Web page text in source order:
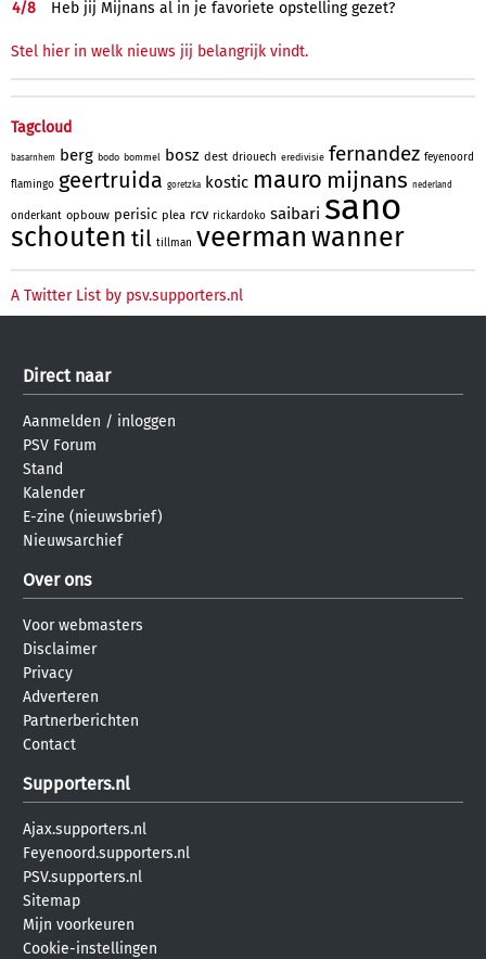
4/8 Heb jij Mijnans al in je favoriete opstelling gezet?
Stel hier in welk nieuws jij belangrijk vindt.
Tagcloud
basarnhem berg bodo bommel bosz dest driouech eredivisie fernandez feyenoord
flamingo geertruida goretzka kostic mauro mijnans nederland
onderkant opbouw perisic plea rcv rickardoko saibari sano
schouten til tillman veerman wanner
A Twitter List by psv.supporters.nl
Direct naar
Aanmelden / inloggen
PSV Forum
Stand
Kalender
E-zine (nieuwsbrief)
Nieuwsarchief
Over ons
Voor webmasters
Disclaimer
Privacy
Adverteren
Partnerberichten
Contact
Supporters.nl
Ajax.supporters.nl
Feyenoord.supporters.nl
PSV.supporters.nl
Sitemap
Mijn voorkeuren
Cookie-instellingen